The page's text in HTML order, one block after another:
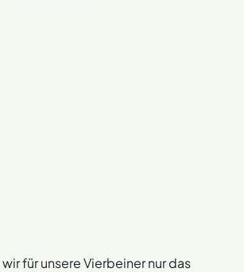
für unsere Vierbeiner nur das